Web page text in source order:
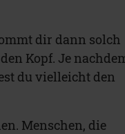
dir dann solch
Kopf. Je
du vielleicht den
Menschen, die